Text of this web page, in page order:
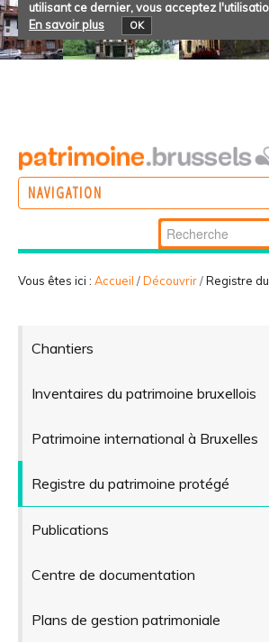
utilisant ce dernier, vous acceptez
En savoir plus
OK
NAVIGATION
Chercher par
Recherche
avancée…
Vous êtes ici : Accueil /Découvrir/Registre
Chantiers
Inventaires du patrimoine bruxellois
Patrimoine international à Bruxelles
Registre du patrimoine protégé
Publications
Centre de documentation
Plans de gestion patrimoniale